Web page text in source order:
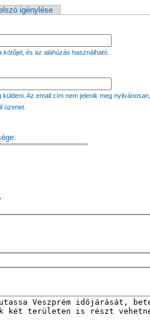
igénylése
és az aláhúzás használható.
Az email cím nem jelenik meg
üzenet.